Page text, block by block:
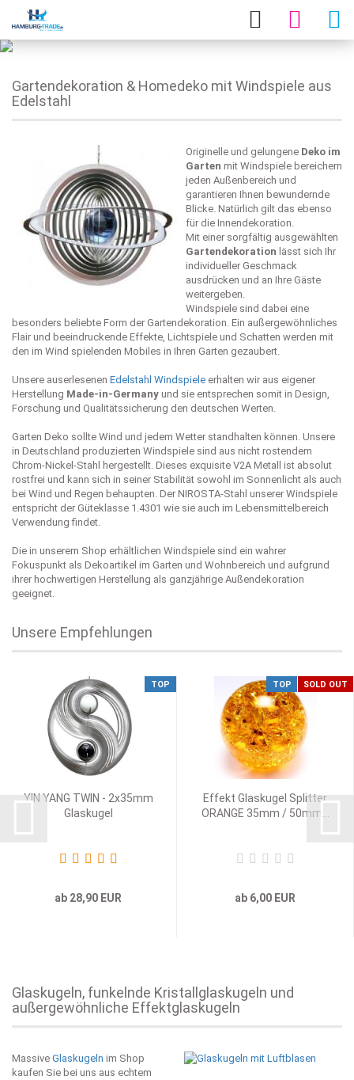
Gartendekoration & Homedeko mit Windspiele aus
Edelstahl
Originelle und gelungene Deko im
Garten mit Windspiele bereichern
jeden Außenbereich und
garantieren Ihnen bewundernde
Blicke. Natürlich gilt das ebenso
für die Innendekoration.
Mit einer sorgfältig ausgewählten
Gartendekoration lässt sich Ihr
individueller Geschmack
ausdrücken und an Ihre Gäste
weitergeben.
Windspiele sind dabei eine
besonders beliebte Form der Gartendekoration. Ein außergewöhnliches
Flair und beeindruckende Effekte, Lichtspiele und Schatten werden mit
den im Wind spielenden Mobiles in Ihren Garten gezaubert.
Unsere auserlesenen Edelstahl Windspiele erhalten wir aus eigener
Herstellung Made-in-Germany und sie entsprechen somit in Design,
Forschung und Qualitätssicherung den deutschen Werten.
Garten Deko sollte Wind und jedem Wetter standhalten können. Unsere
in Deutschland produzierten Windspiele sind aus nicht rostendem
Chrom-Nickel-Stahl hergestellt. Dieses exquisite V2A Metall ist absolut
rostfrei und kann sich in seiner Stabilität sowohl im Sonnenlicht als auch
bei Wind und Regen behaupten. Der NIROSTA-Stahl unserer Windspiele
entspricht der Güteklasse 1.4301 wie sie auch im Lebensmittelbereich
Verwendung findet.
Die in unserem Shop erhältlichen Windspiele sind ein wahrer
Fokuspunkt als Dekoartikel im Garten und Wohnbereich und aufgrund
ihrer hochwertigen Herstellung als ganzjährige Außendekoration
geeignet.
Unsere Empfehlungen
TOP
YIN YANG TWIN - 2x35mm
Glaskugel
ab 28,90 EUR
TOP SOLD OUT
Effekt Glaskugel Splitter
ORANGE 35mm / 50mm...
ab 6,00 EUR
Glaskugeln, funkelnde Kristallglaskugeln und
außergewöhnliche Effektglaskugeln
Massive Glaskugeln im Shop
kaufen Sie bei uns aus echtem